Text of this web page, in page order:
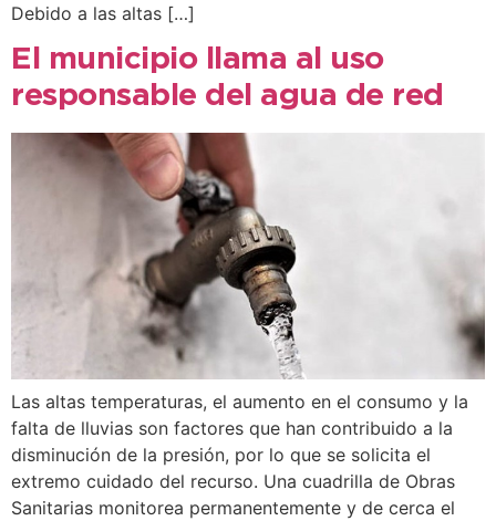
Debido a las altas […]
El municipio llama al uso
responsable del agua de red
Las altas temperaturas, el aumento en el consumo y la
falta de lluvias son factores que han contribuido a la
disminución de la presión, por lo que se solicita el
extremo cuidado del recurso. Una cuadrilla de Obras
Sanitarias monitorea permanentemente y de cerca el